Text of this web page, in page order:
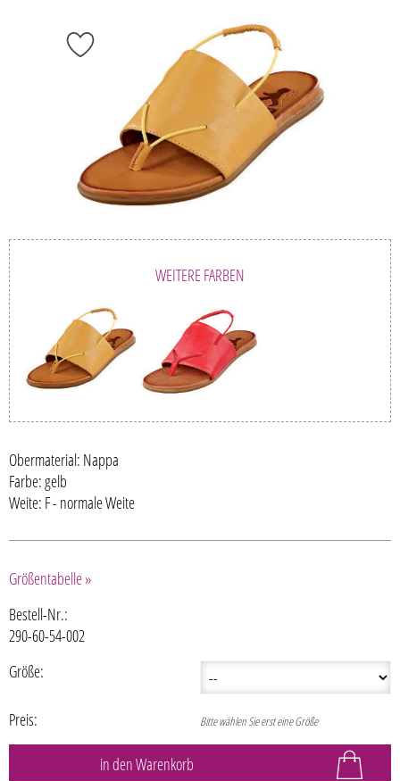
WEITERE FARBEN
Obermaterial: Nappa
Farbe: gelb
Weite: F - normale Weite
Größentabelle »
Bestell-Nr.:
290-60-54-002
Größe:
Preis: Bitte wählen Sie erst eine Größe